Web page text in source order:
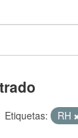
Etiquetas:
RH